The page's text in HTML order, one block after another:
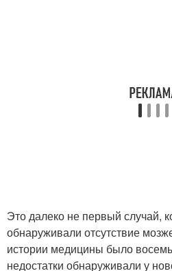
Это далеко не первый случай,
обнаруживали отсутствие
истории медицины было
недостатки обнаруживали у